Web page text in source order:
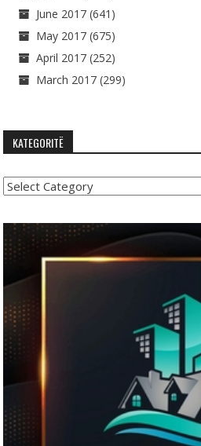
June 2017 (641)
May 2017 (675)
April 2017 (252)
March 2017 (299)
KATEGORITË
Kategoritë